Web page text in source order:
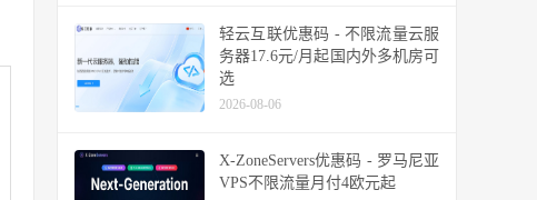
轻云互联优惠码 - 不限流量云服
务器17.6元/月起国内外多机房可
选
2026-08-06
X-ZoneServers优惠码 - 罗马尼亚
VPS不限流量月付4欧元起